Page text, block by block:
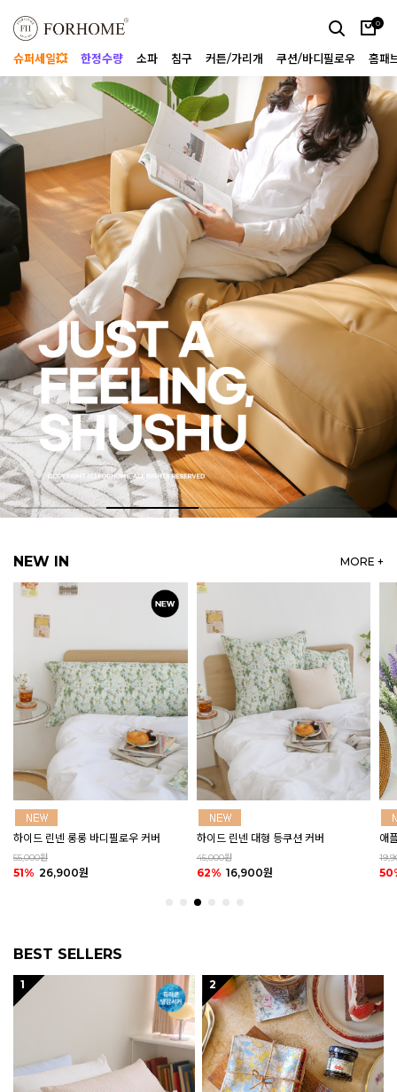
0
슈퍼세일💥 한정수량 소파 침구 커튼/가리개 쿠션/바디필로우 홈패
NEW IN MORE +
하이드 린넨 대형 등쿠션 커버
45,000원
62% 16,900원
애플 그린티 린넨 바란스 커튼 (2size)
19,900원
50% 9,900원
마
BEST SELLERS
1 2